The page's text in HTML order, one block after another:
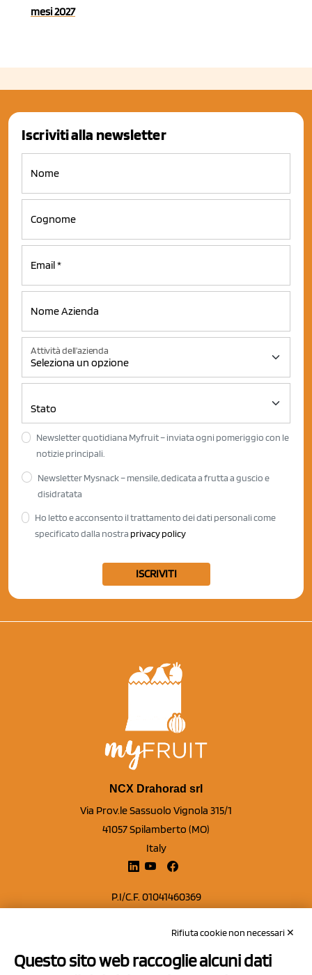
mesi 2027
Iscriviti alla newsletter
Attività dell'azienda
Newsletter quotidiana Myfruit – inviata ogni pomeriggio con le
notizie principali.
Newsletter Mysnack – mensile, dedicata a frutta a guscio e
disidratata
Ho letto e acconsento il trattamento dei dati personali come
specificato dalla nostra privacy policy
ISCRIVITI
NCX Drahorad srl
Via Prov.le Sassuolo Vignola 315/1
41057 Spilamberto (MO)
Italy
P.I/C.F. 01041460369
Capitale sociale Euro 50.000,00 i.v.Rifiuta cookie non necessari ✕
Questo sito web raccoglie alcuni dati